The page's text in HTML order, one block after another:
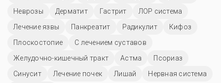
Неврозы
Дерматит Гастрит
ЛОР система
Лечение язвы
Панкреатит Радикулит
Кифоз
Плоскостопие
С лечением суставов
Желудочно-кишечный тракт
Астма
Псориаз
Синусит
Лечение почек Лишай
Нервная система